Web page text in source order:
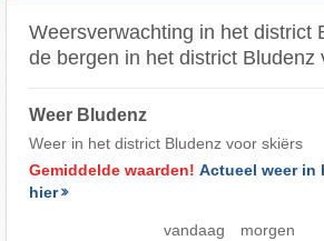
Weersverwachting in het district
de bergen in het district Bludenz
Weer Bludenz
Weer in het district Bludenz voor skiërs
Gemiddelde waarden! Actueel weer in
hier
vandaag
morgen